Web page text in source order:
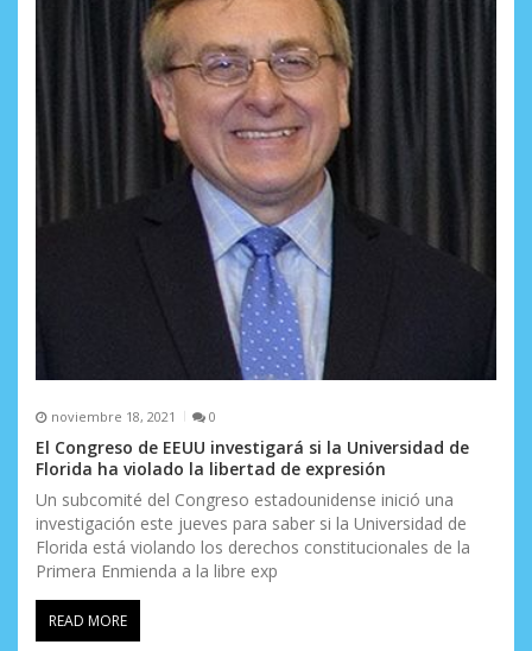
noviembre 18, 2021 0
El Congreso de EEUU investigará si la Universidad de
Florida ha violado la libertad de expresión
Un subcomité del Congreso estadounidense inició una
investigación este jueves para saber si la Universidad de
Florida está violando los derechos constitucionales de la
Primera Enmienda a la libre exp
READ MORE